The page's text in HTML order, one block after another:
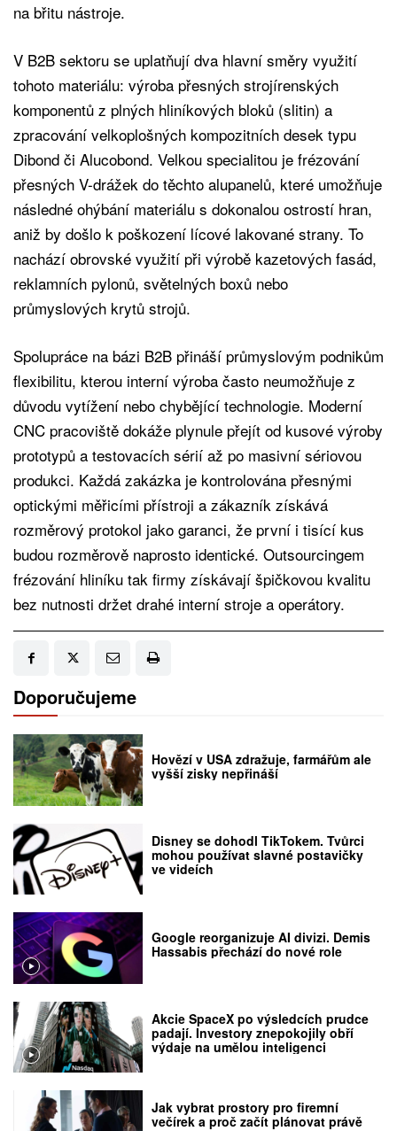
na břitu nástroje.
V B2B sektoru se uplatňují dva hlavní směry využití
tohoto materiálu: výroba přesných strojírenských
komponentů z plných hliníkových bloků (slitin) a
zpracování velkoplošných kompozitních desek typu
Dibond či Alucobond. Velkou specialitou je frézování
přesných V-drážek do těchto alupanelů, které umožňuje
následné ohýbání materiálu s dokonalou ostrostí hran,
aniž by došlo k poškození lícové lakované strany. To
nachází obrovské využití při výrobě kazetových fasád,
reklamních pylonů, světelných boxů nebo
průmyslových krytů strojů.
Spolupráce na bázi B2B přináší průmyslovým podnikům
flexibilitu, kterou interní výroba často neumožňuje z
důvodu vytížení nebo chybějící technologie. Moderní
CNC pracoviště dokáže plynule přejít od kusové výroby
prototypů a testovacích sérií až po masivní sériovou
produkci. Každá zakázka je kontrolována přesnými
optickými měřicími přístroji a zákazník získává
rozměrový protokol jako garanci, že první i tisící kus
budou rozměrově naprosto identické. Outsourcingem
frézování hliníku tak firmy získávají špičkovou kvalitu
bez nutnosti držet drahé interní stroje a operátory.
Doporučujeme
Hovězí v USA zdražuje, farmářům ale
vyšší zisky nepřináší
Disney se dohodl TikTokem. Tvůrci
mohou používat slavné postavičky
ve videích
Google reorganizuje AI divizi. Demis
Hassabis přechází do nové role
Akcie SpaceX po výsledcích prudce
padají. Investory znepokojily obří
výdaje na umělou inteligenci
Jak vybrat prostory pro firemní
večírek a proč začít plánovat právě